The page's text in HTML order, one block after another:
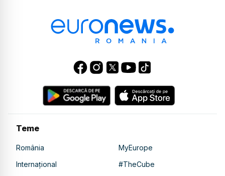
Teme
România
MyEurope
Internațional
#TheCube